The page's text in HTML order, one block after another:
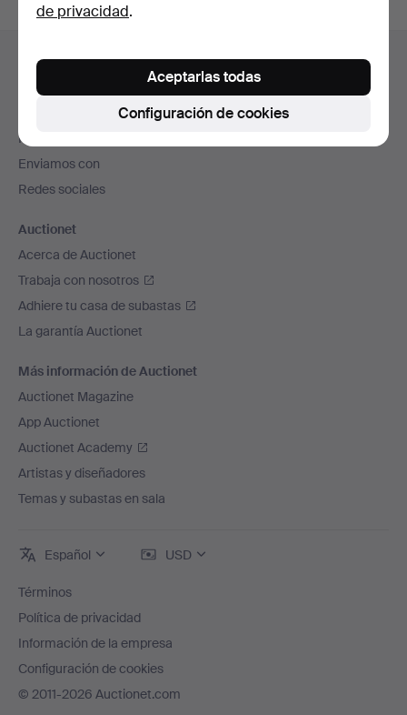
en
de
página
Ayuda y contacto
Contacta con el servicio de atención al cliente
Todas las casas de subastas
Modos de pago
Enviamos con
Redes sociales
Auctionet
Acerca de Auctionet
Trabaja con nosotros
Adhiere tu casa de subastas
La garantía Auctionet
Más información de Auctionet
Auctionet Magazine
App Auctionet
Auctionet Academy
Artistas y diseñadores
Temas y subastas en sala
Español USD
Términos
Política de privacidad
Información de la empresa
Configuración de cookies
© 2011-2026 Auctionet.com
de privacidad.
Configuración de cookies
Aceptarlas todas